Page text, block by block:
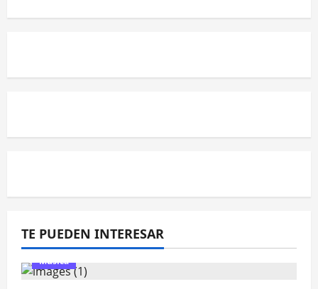
TE PUEDEN INTERESAR
Música